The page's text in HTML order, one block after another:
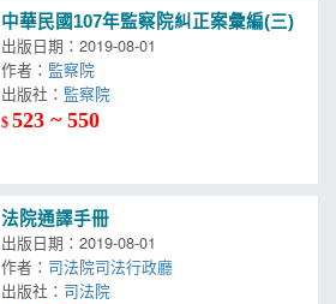
中華民國107年監察院糾正案彙編(三)
出版日期：2019-08-01
作者： 監察院
出版社：
$523 ~ 550
法院通譯手冊
出版日期：2019-08-01
作者： 司法院司法行政廳
出版社：